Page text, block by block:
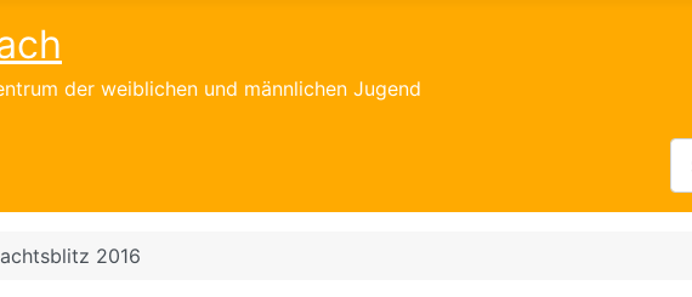
der weiblichen und männlichen Jugend
2016